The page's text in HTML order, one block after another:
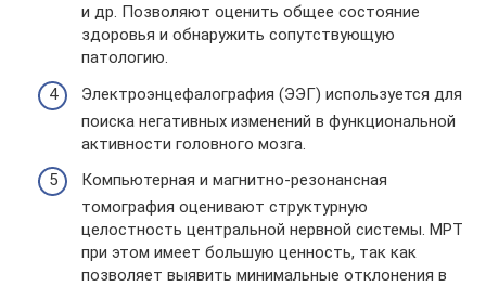
и др. Позволяют оценить общее состояние
здоровья и обнаружить сопутствующую
патологию.
Электроэнцефалография (ЭЭГ) используется для
поиска негативных изменений в функциональной
активности головного мозга.
Компьютерная и магнитно-резонансная
томография оценивают структурную
целостность центральной нервной системы. МРТ
при этом имеет большую ценность, так как
позволяет выявить минимальные отклонения в